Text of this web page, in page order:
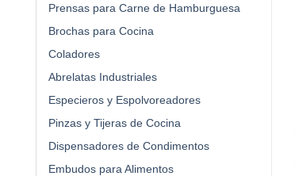
Prensas para Carne de Hamburguesa
Brochas para Cocina
Coladores
Abrelatas Industriales
Especieros y Espolvoreadores
Pinzas y Tijeras de Cocina
Dispensadores de Condimentos
Embudos para Alimentos